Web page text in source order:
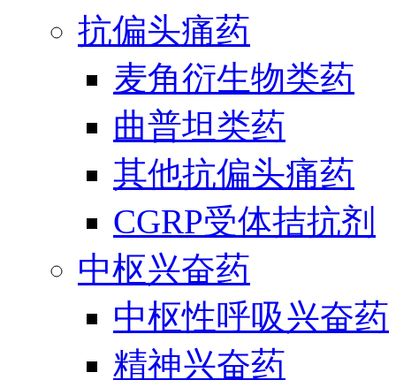
抗偏头痛药
麦角衍生物类药
曲普坦类药
其他抗偏头痛药
CGRP受体拮抗剂
中枢兴奋药
中枢性呼吸兴奋药
精神兴奋药